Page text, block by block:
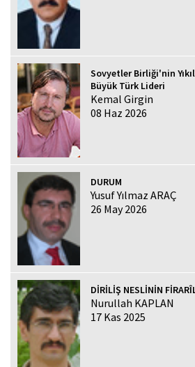
Sovyetler Birliği'nin
Büyük Türk Lideri
Kemal Girgin
08 Haz 2026
DURUM
Yusuf Yılmaz ARAÇ
26 May 2026
DİRİLİŞ NESLİNİN
Nurullah KAPLAN
17 Kas 2025